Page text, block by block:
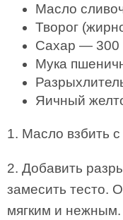
Масло
Творог
Сахар — 300
Мука
Яичный
1. Масло взбить
2. Добавить
замесить тесто.
мягким и нежным.